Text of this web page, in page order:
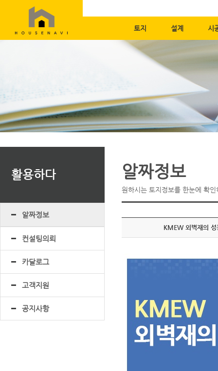
토지 설계 시
활용하다
알짜정보
컨설팅의뢰
카달로그
고객지원
공지사항
알짜정보
원하시는 토지정보를 한눈에 확
KMEW 외벽재의 성